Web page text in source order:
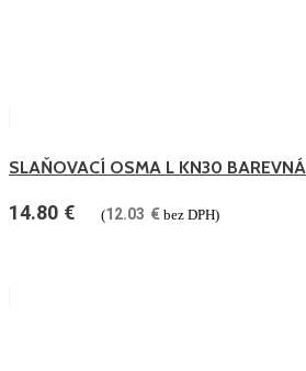
SLAŇOVACÍ OSMA L KN30 BAREVNÁ
14.80 € (12.03 € bez DPH)